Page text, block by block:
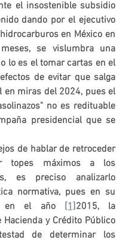
el insostenible subsidio
dando por el ejecutivo
en México en
se vislumbra una
lo es el tomar cartas en el
de evitar que salga
en miras del 2024, pues el
no es redituable
presidencial que se
de hablar de retroceder
topes máximos a los
es preciso analizarlo
normativa, pues en su
en el año [1]2015, la
Hacienda y Crédito Público
de determinar los